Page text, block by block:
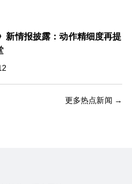
新情报披露：动作精细度再提
更多热点新闻 →